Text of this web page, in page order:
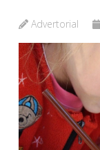
Advertorial